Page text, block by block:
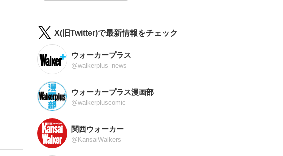
X(旧Twitter)で最新情報をチェック
ウォーカープラス
@walkerplus_news
ウォーカープラス漫画部
@walkerpluscomic
関西ウォーカー
@KansaiWalkers